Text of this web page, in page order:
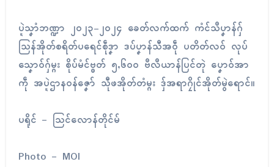
ပ္ဍဲသၞာံဘဏ္ဍာ ၂၀၂၃-၂၀၂၄ ခေတ်လက်ထက် ကံၚ်သဳပၞာန်ဂှ်
သြန်အိုတ်စရိတ်ပရေၚ်စဵုဒၞာ ဒပ်ပၞာန်သီအဝဵု ပတိတ်လဝ် လုပ်
သၞောဝ်ဂှ်မ္ဂး စိုပ်မံၚ်ဗ္ၜတ် ၅,၆၀၀ ဗဳလဳယာန်ပြၚ်တုဲ ပၞောဝ်အာ
ကဵု အပ္ဍဲဌာနဝန်ဇၞော် သီုဖအိုတ်တံမ္ဂး ဒှ်အရာဂၠိုၚ်အိုတ်မွဲရောၚ်။
ပရိုၚ် – သြၚ်လောန်တိုၚ်မ်
Photo – MOI